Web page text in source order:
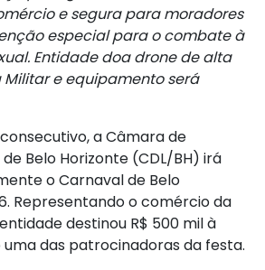
e segura para moradores
especial para o combate à
Entidade doa drone de alta
Militar e equipamento será
a Câmara de
Belo Horizonte (CDL/BH) irá
o Carnaval de Belo
Representando o comércio da
destinou R$ 500 mil à
uma das patrocinadoras da festa.